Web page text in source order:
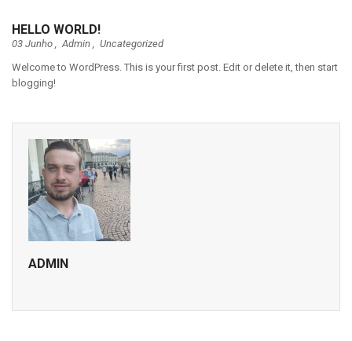
HELLO WORLD!
03 Junho , Admin , Uncategorized
Welcome to WordPress. This is your first post. Edit or delete it, then start
blogging!
ADMIN